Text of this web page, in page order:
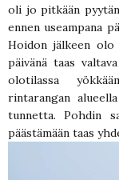
oli jo pitkään
ennen useampana
Hoidon jälkeen olo
päivänä taas
olotilassa
rintarangan
tunnetta. Pohdin
päästämään taas